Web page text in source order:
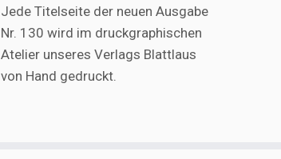
Jede Titelseite der neuen Ausgabe
Nr. 130 wird im druckgraphischen
Atelier unseres Verlags Blattlaus
von Hand gedruckt.